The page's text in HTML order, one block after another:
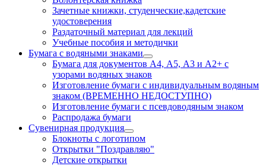
Зачетные книжки, студенческие,кадетские
удостоверения
Раздаточный материал для лекций
Учебные пособия и методички
Бумага с водяными знаками
Бумага для документов А4, А5, А3 и А2+ с
узорами водяных знаков
Изготовление бумаги с индивидуальным водяным
знаком (ВРЕМЕННО НЕДОСТУПНО)
Изготовление бумаги с псевдоводяным знаком
Распродажа бумаги
Сувенирная продукция
Блокноты с логотипом
Открытки "Поздравляю"
Детские открытки